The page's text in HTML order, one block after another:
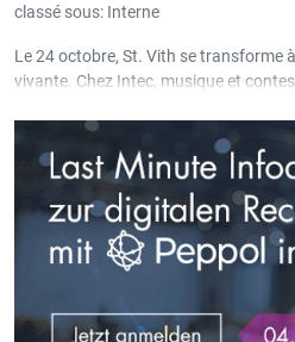
classé sous: Interne
Le 24 octobre, St. Vith se transforme
vivante. Chez Intec, musique et